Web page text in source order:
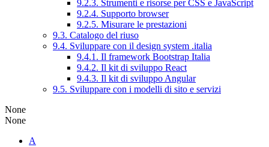
9.2.3. Strumenti e risorse per CSS e JavaScript
9.2.4. Supporto browser
9.2.5. Misurare le prestazioni
9.3. Catalogo del riuso
9.4. Sviluppare con il design system .italia
9.4.1. Il framework Bootstrap Italia
9.4.2. Il kit di sviluppo React
9.4.3. Il kit di sviluppo Angular
9.5. Sviluppare con i modelli di sito e servizi
None
None
A